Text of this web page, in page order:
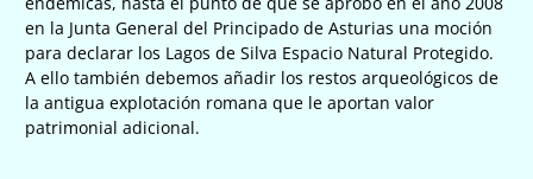
en la Junta General del Principado de Asturias una moción
para declarar los Lagos de Silva Espacio Natural Protegido.
A ello también debemos añadir los restos arqueológicos de
la antigua explotación romana que le aportan valor
patrimonial adicional.